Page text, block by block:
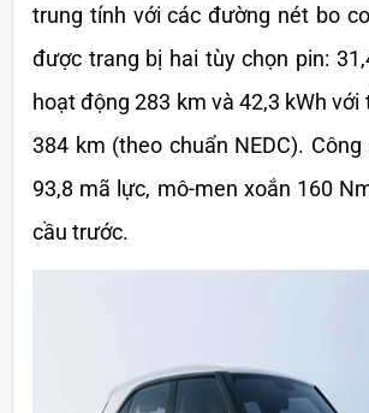
trung tính với các đường nét bo
được trang bị hai tùy chọn pin:
hoạt động 283 km và 42,3 kWh
384 km (theo chuẩn NEDC).
93,8 mã lực, mô-men xoắn 160
cầu trước.